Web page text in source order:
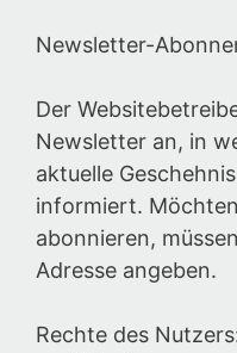
Newsletter-
Der
Newsletter an, in
aktuelle
informiert.
abonnieren,
Adresse angeben.
Rechte des